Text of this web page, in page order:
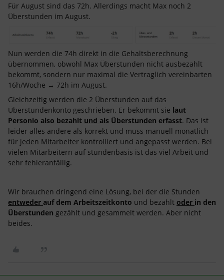
Für August sind das 72h. Allerdings macht Max noch 2
Überstunden im August.
Nun werden die 74h direkt in die Gehaltsberechnung
übernommen, obwohl Max Überstunden nicht ausbezahlt
bekommt, sondern nur maximal die Vertraglich vereinbarten
16h/Woche → 72h im August.
Gleichzeitig werden die 2 Überstunden auf das
Überstundenkonto geschrieben. Er bekommt sie laut
Personio also bezahlt und als Überstunden erfasst. Das ist
leider alles andere als korrekt und muss manuell monatlich
für jeden Mitarbeiter kontrolliert und angepasst werden. Bei
vielen Mitarbeitern auf stundenbasis ist das viel Arbeit und
sehr fehleranfällig.
Wir brauchen dringend eine Lösung, bei der die Stunden
entweder auf dem Arbeitszeitkonto und bezahlt oder in den
Überstunden gezählt und gesammelt werden. Aber nicht
beides.